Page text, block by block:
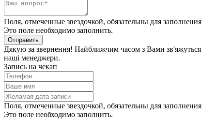
Поля, отмеченные звездочкой, обязательны для заполнения
Это поле необходимо заполнить.
Отправить
Дякую за звернення! Найближчим часом з Вами зв'яжуться
наші менеджери.
Запись на чекап
Поля, отмеченные звездочкой, обязательны для заполнения
Это поле необходимо заполнить.